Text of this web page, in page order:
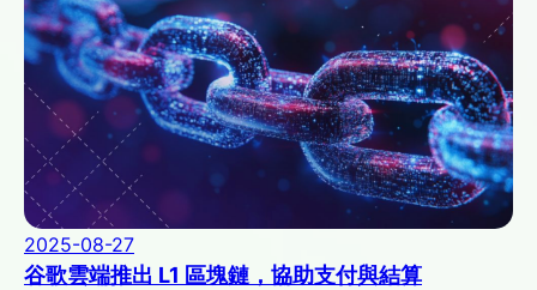
2025-08-27
谷歌雲端推出 L1 區塊鏈，協助支付與結算